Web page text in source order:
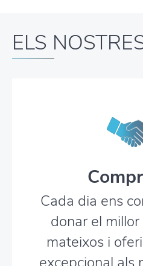
ELS
Cada dia ens
donar el
mateixos i